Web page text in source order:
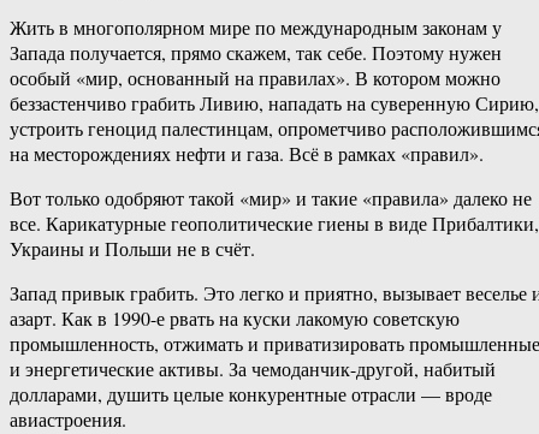
Жить в многополярном мире по международным законам у
Запада получается, прямо скажем, так себе. Поэтому нужен
особый «мир, основанный на правилах». В котором можно
беззастенчиво грабить Ливию, нападать на суверенную Сирию,
устроить геноцид палестинцам, опрометчиво
на месторождениях нефти и газа. Всё в рамках «правил».
Вот только одобряют такой «мир» и такие «правила» далеко не
все. Карикатурные геополитические гиены в виде Прибалтики,
Украины и Польши не в счёт.
Запад привык грабить. Это легко и приятно, вызывает веселье
азарт. Как в 1990-е рвать на куски лакомую советскую
промышленность, отжимать и приватизировать промышленные
и энергетические активы. За чемоданчик-другой, набитый
долларами, душить целые конкурентные отрасли — вроде
авиастроения.